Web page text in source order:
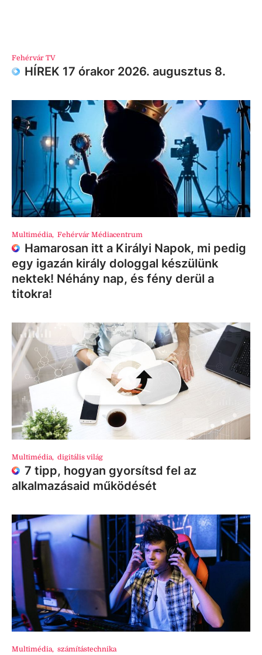
Fehérvár TV
HÍREK 17 órakor 2026. augusztus 8.
Multimédia, Fehérvár Médiacentrum
Hamarosan itt a Királyi Napok, mi pedig
egy igazán király dologgal készülünk
nektek! Néhány nap, és fény derül a
titokra!
Multimédia, digitális világ
7 tipp, hogyan gyorsítsd fel az
alkalmazásaid működését
Multimédia, számítástechnika